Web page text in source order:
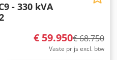
- 330 kVA
€ 59.950€ 68.750
Vaste prijs excl. btw